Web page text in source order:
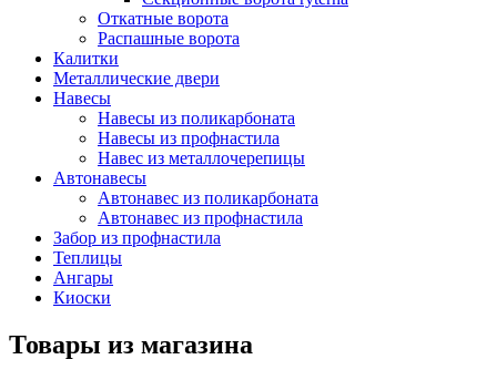
Откатные ворота
Распашные ворота
Калитки
Металлические двери
Навесы
Навесы из поликарбоната
Навесы из профнастила
Навес из металлочерепицы
Автонавесы
Автонавес из поликарбоната
Автонавес из профнастила
Забор из профнастила
Теплицы
Ангары
Киоски
Товары из магазина